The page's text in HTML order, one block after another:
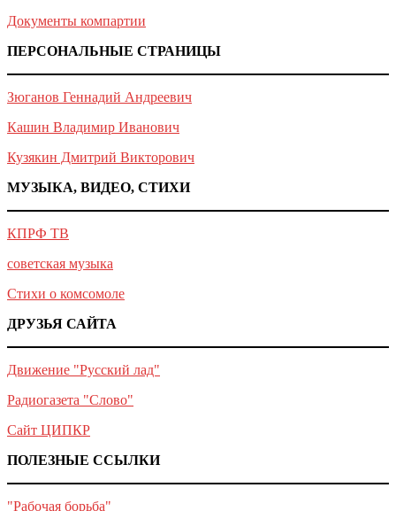
Документы компартии
ПЕРСОНАЛЬНЫЕ СТРАНИЦЫ
Зюганов Геннадий Андреевич
Кашин Владимир Иванович
Кузякин Дмитрий Викторович
МУЗЫКА, ВИДЕО, СТИХИ
КПРФ ТВ
советская музыка
Стихи о комсомоле
ДРУЗЬЯ САЙТА
Движение "Русский лад"
Радиогазета "Слово"
Сайт ЦИПКР
ПОЛЕЗНЫЕ ССЫЛКИ
"Рабочая борьба"